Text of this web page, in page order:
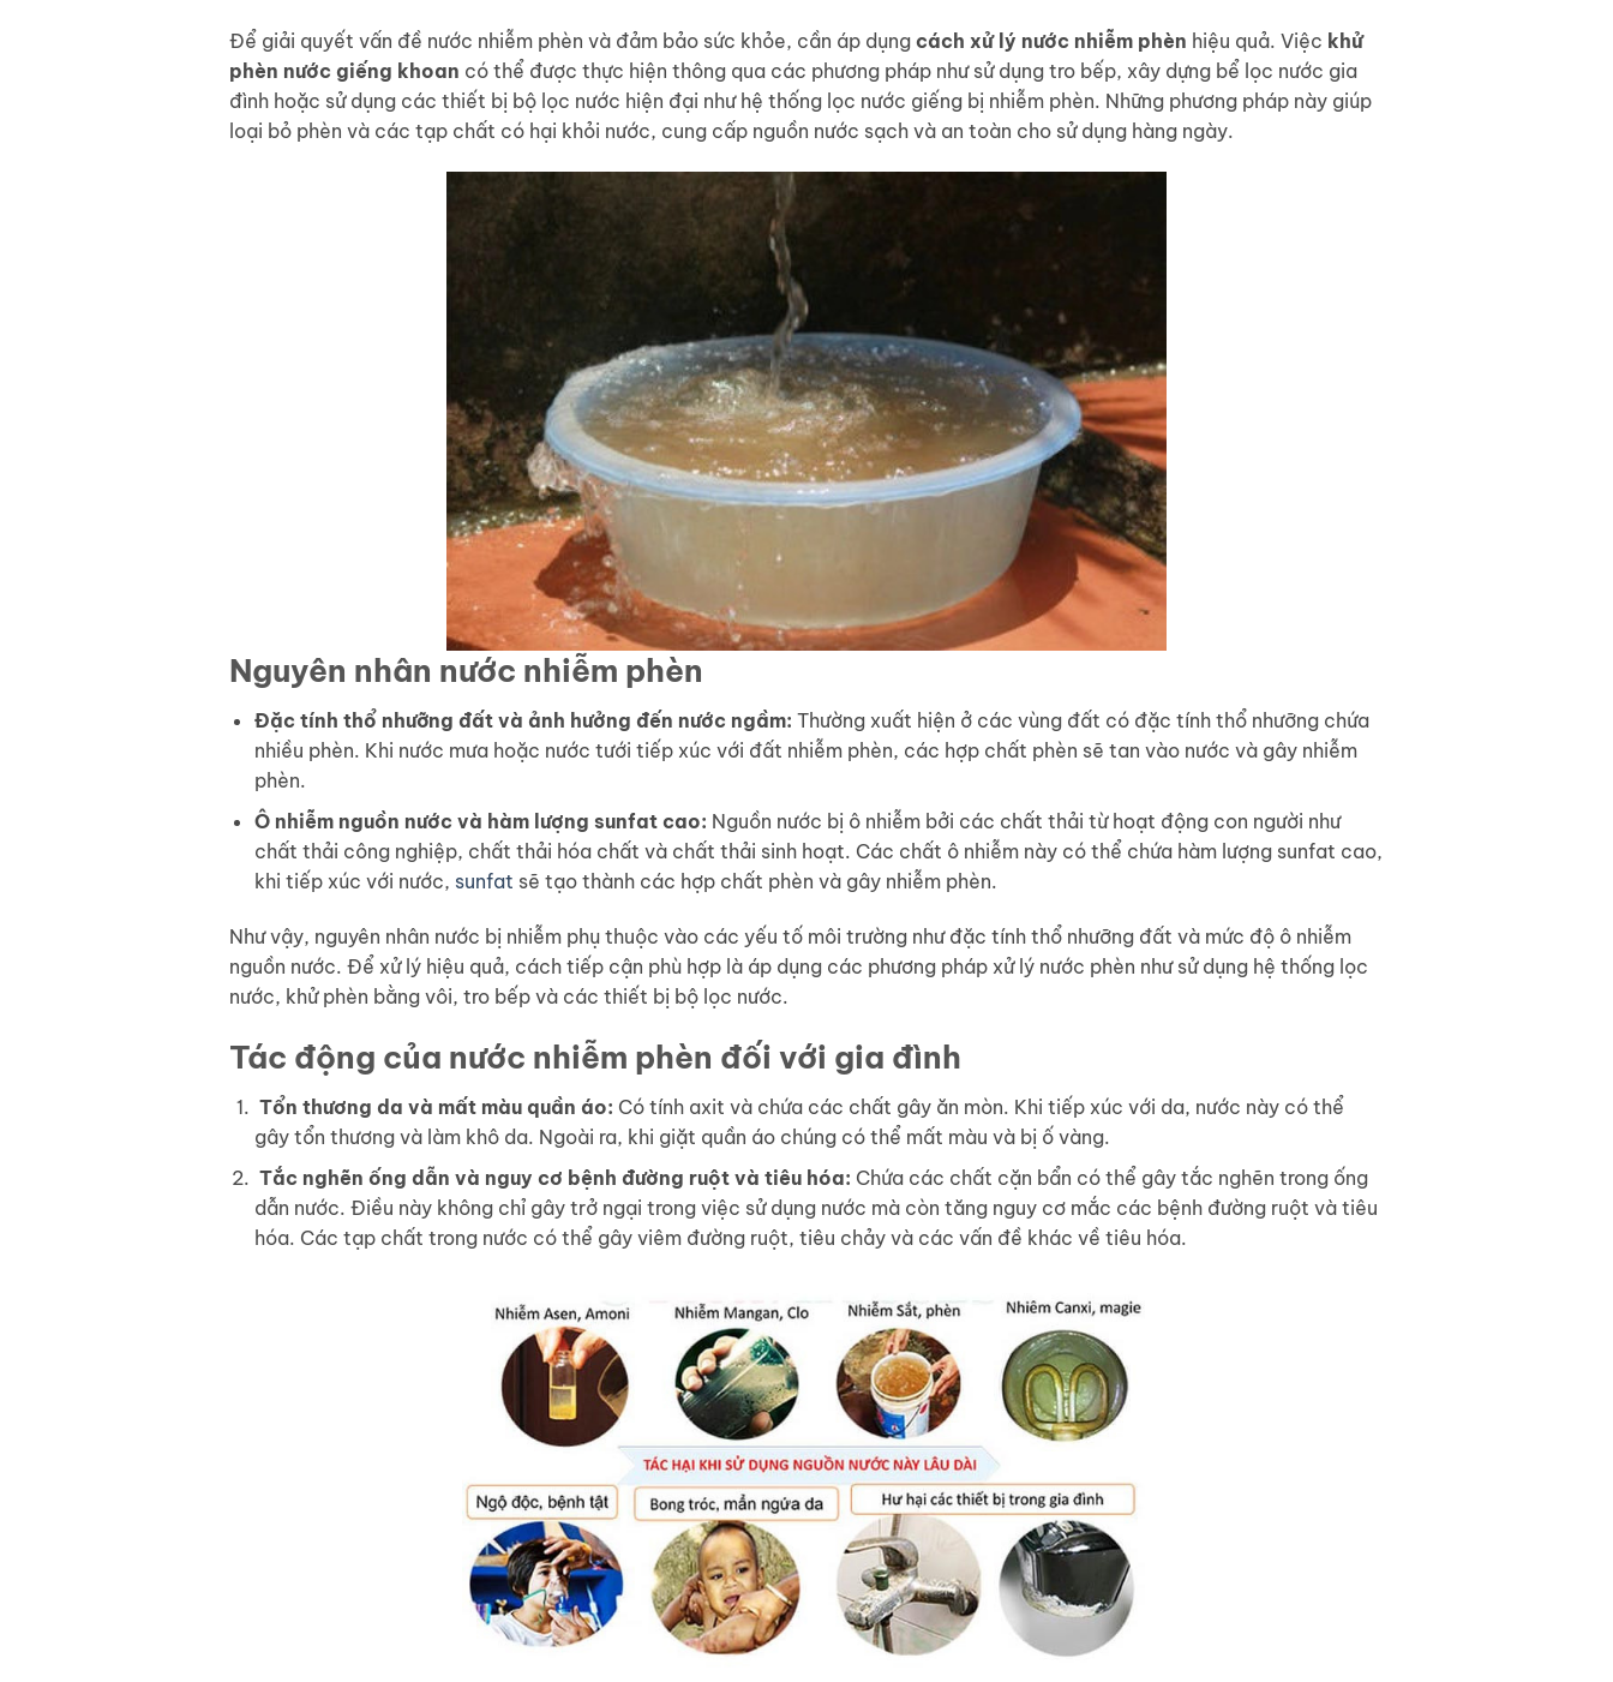
Để giải quyết vấn đề nước nhiễm phèn và đảm bảo sức khỏe, cần áp dụngcách xử lý nước nhiễm phèn hiệu quả. Việc khử
phèn nước giếng khoan có thể được thực hiện thông qua các phương pháp như sử dụng tro bếp, xây dựng bể lọc nước gia
đình hoặc sử dụng các thiết bị bộ lọc nước hiện đại như hệ thống lọc nước giếng bị nhiễm phèn. Những phương pháp này giúp
loại bỏ phèn và các tạp chất có hại khỏi nước, cung cấp nguồn nước sạch và an toàn cho sử dụng hàng ngày.
Nguyên nhân nước nhiễm phèn
Đặc tính thổ nhưỡng đất và ảnh hưởng đến nước ngầm: Thường xuất hiện ở các vùng đất có đặc tính thổ nhưỡng chứa
nhiều phèn. Khi nước mưa hoặc nước tưới tiếp xúc với đất nhiễm phèn, các hợp chất phèn sẽ tan vào nước và gây nhiễm
phèn.
Ô nhiễm nguồn nước và hàm lượng sunfat cao: Nguồn nước bị ô nhiễm bởi các chất thải từ hoạt động con người như
chất thải công nghiệp, chất thải hóa chất và chất thải sinh hoạt. Các chất ô nhiễm này có thể chứa hàm lượng sunfat cao,
khi tiếp xúc với nước, sunfat sẽ tạo thành các hợp chất phèn và gây nhiễm phèn.
Như vậy, nguyên nhân nước bị nhiễm phụ thuộc vào các yếu tố môi trường như đặc tính thổ nhưỡng đất và mức độ ô nhiễm
nguồn nước. Để xử lý hiệu quả, cách tiếp cận phù hợp là áp dụng các phương pháp xử lý nước phèn như sử dụng hệ thống lọc
nước, khử phèn bằng vôi, tro bếp và các thiết bị bộ lọc nước.
Tác động của nước nhiễm phèn đối với gia đình
Tổn thương da và mất màu quần áo: Có tính axit và chứa các chất gây ăn mòn. Khi tiếp xúc với da, nước này có thể
gây tổn thương và làm khô da. Ngoài ra, khi giặt quần áo chúng có thể mất màu và bị ố vàng.
Tắc nghẽn ống dẫn và nguy cơ bệnh đường ruột và tiêu hóa: Chứa các chất cặn bẩn có thể gây tắc nghẽn trong ống
dẫn nước. Điều này không chỉ gây trở ngại trong việc sử dụng nước mà còn tăng nguy cơ mắc các bệnh đường ruột và tiêu
hóa. Các tạp chất trong nước có thể gây viêm đường ruột, tiêu chảy và các vấn đề khác về tiêu hóa.